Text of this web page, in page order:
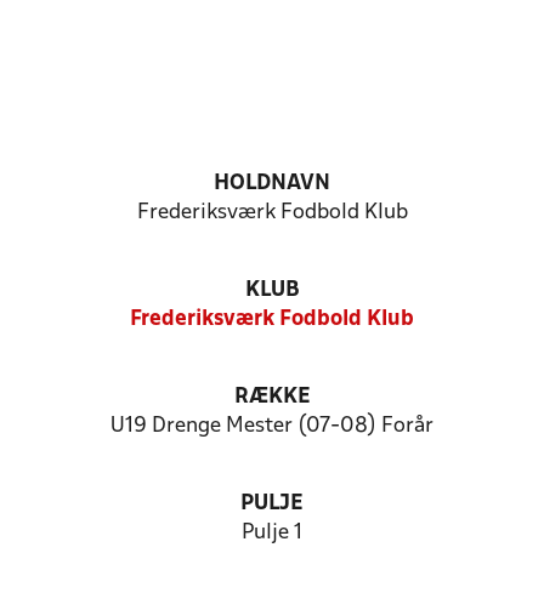
HOLDNAVN
Frederiksværk Fodbold Klub
KLUB
Frederiksværk Fodbold Klub
RÆKKE
U19 Drenge Mester (07-08) Forår
PULJE
Pulje 1